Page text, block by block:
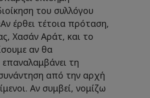
του συλλόγου
έρθει τέτοια πρόταση,
Χασάν Αράτ, και το
αν θα
τη
από την αρχή
Αν συμβεί, νομίζω